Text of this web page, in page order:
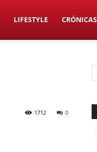
LIFESTYLE CRÓNICAS
0
1712